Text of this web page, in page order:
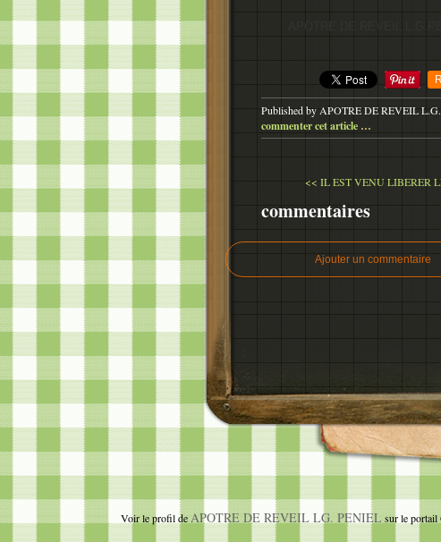
APOTRE DE REVEIL
Published by APOTRE DE REVEIL
commenter cet article …
<< IL EST VENU LIBERER
commentaires
Ajouter un commentaire
Voir le profil deAPOTRE DE REVEIL LG. PENIELsur le portail